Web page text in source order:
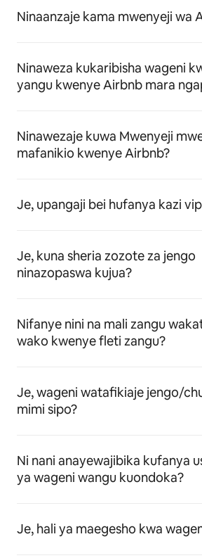
Ninaanzaje kama mwenyeji wa
Ninaweza kukaribisha wageni
yangu kwenye Airbnb mara
Ninawezaje kuwa Mwenyeji
mafanikio kwenye Airbnb?
Je, upangaji bei hufanya kazi
Je, kuna sheria zozote za jengo
ninazopaswa kujua?
Nifanye nini na mali zangu
wako kwenye fleti zangu?
Je, wageni watafikiaje jengo/
mimi sipo?
Ni nani anayewajibika kufanya
ya wageni wangu kuondoka?
Je, hali ya maegesho kwa